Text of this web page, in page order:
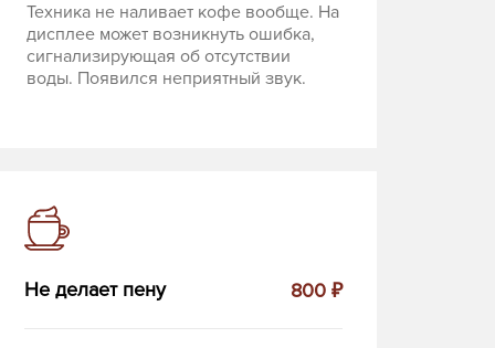
Техника не наливает кофе вообще. На
дисплее может возникнуть ошибка,
сигнализирующая об отсутствии
воды. Появился неприятный звук.
Не делает пену 800 ₽